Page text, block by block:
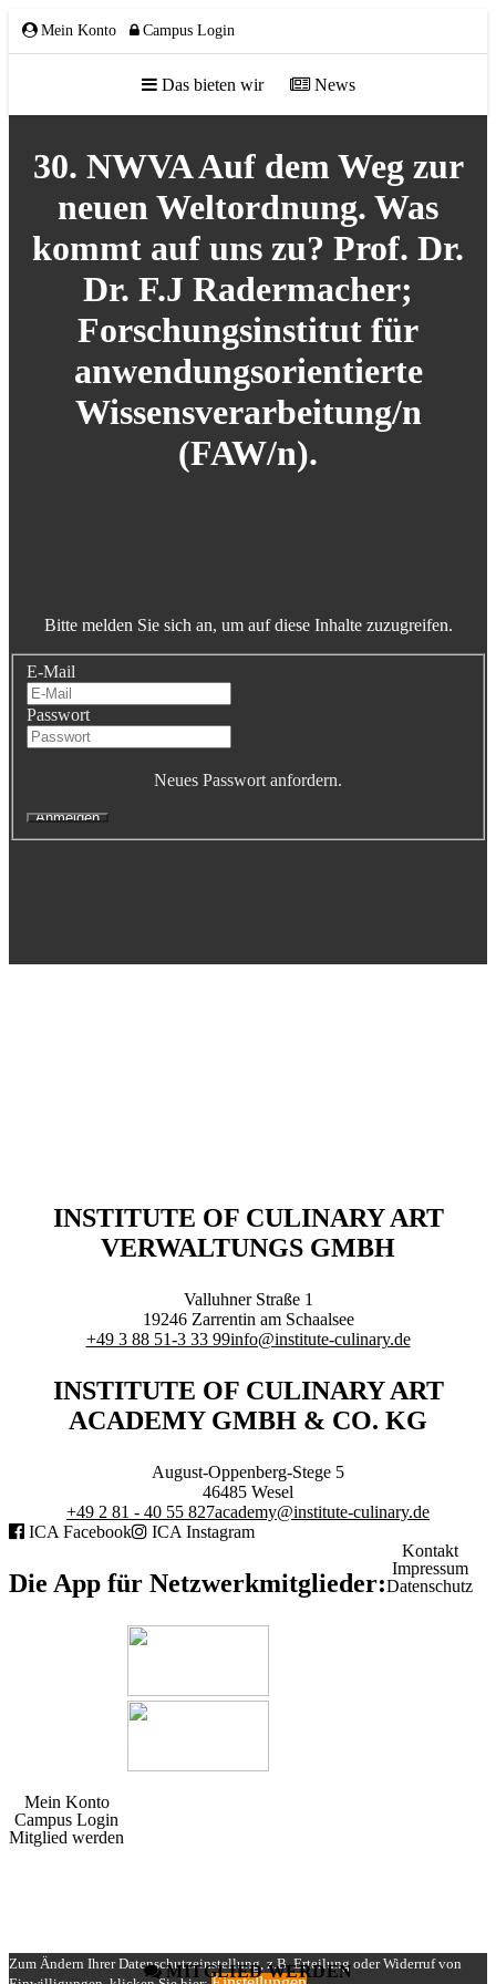
Mein Konto Campus Login
Das bieten wir News
MITGLIED WERDEN
ÜBER UNS
Mitglieder
Partnerschaften
NETZWERK
Caregastronomie
Educationgastronomie
Hotelgastronomie
Marken- & Systemgastronomie
Experten
Laboratories
Online-Academy
Stiftungs-Gremien
MEDIATHEK
Interviews
Reportagen
Digital Talks
Marktanalyse
Guerilla Chefs
Jobbörse
30. NWVA Auf dem Weg zur
neuen Weltordnung. Was
kommt auf uns zu? Prof. Dr.
Dr. F.J Radermacher;
Forschungsinstitut für
anwendungsorientierte
Wissensverarbeitung/n
(FAW/n).
Bitte melden Sie sich an, um auf diese Inhalte zuzugreifen.
E-Mail
Passwort
Neues Passwort anfordern.
INSTITUTE OF CULINARY ART
VERWALTUNGS GMBH
Valluhner Straße 1
19246 Zarrentin am Schaalsee
+49 3 88 51-3 33 99info@institute-culinary.de
INSTITUTE OF CULINARY ART
ACADEMY GMBH & CO. KG
August-Oppenberg-Stege 5
46485 Wesel
+49 2 81 - 40 55 827academy@institute-culinary.de
ICA Facebook
ICA Instagram
Die App für Netzwerkmitglieder:
Kontakt
Impressum
Datenschutz
Mein Konto
Campus Login
Mitglied werden
Zum Ändern Ihrer Datenschutzeinstellung, z.B. Erteilung oder Widerruf von